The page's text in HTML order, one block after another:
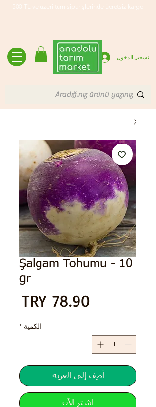
500 TL ve üzeri tüm siparişlerinde ücretsiz kargo
تسجيل الدخول
Şalgam Tohumu - 10
gr
الكمية *
أضِف إلى العربة
اشترِ الآن